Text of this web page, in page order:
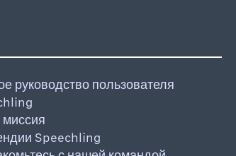
руководство пользователя
Speechling